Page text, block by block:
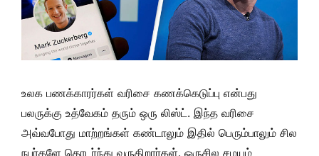
உலக பணக்காரர்கள் வரிசை கணக்கெடுப்பு என்பது
பலருக்கு உத்வேகம் தரும் ஒரு லிஸ்ட். இந்த வரிசை
அவ்வபோது மாற்றங்கள் கண்டாலும் இதில் பெரும்பாலும் சில
நபர்களே தொடர்ந்து வருகிறார்கள். ஒருசில சமயம்